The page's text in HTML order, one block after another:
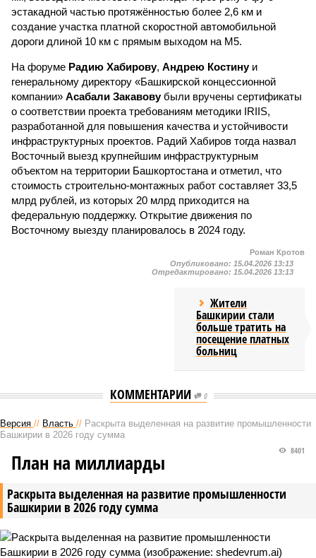
эстакадной частью протяжённостью более 2,6 км и
создание участка платной скоростной автомобильной
дороги длиной 10 км с прямым выходом на М5.
На форуме Радию Хабирову, Андрею Костинуи
генеральному директору «Башкирской концессионной
компании» Асабали Закавовубыли вручены сертификаты
о соответствии проекта требованиям методики IRIIS,
разработанной для повышения качества и устойчивости
инфраструктурных проектов. Радий Хабиров тогда назвал
Восточный выезд крупнейшим инфраструктурным
объектом на территории Башкортостана и отметил, что
стоимость строительно-монтажных работ составляет 33,5
млрд рублей, из которых 20 млрд приходится на
федеральную поддержку. Открытие движения по
Восточному выезду планировалось в 2024 году.
Роман Кротов
Опубликовано: 15.04.2026 13:13
Отредактировано: 15.04.2026 13:13
Жители
Башкирии стали
больше тратить на
посещение платных
больниц
КОММЕНТАРИИ 0
Версия // Власть // Раскрыта выделенная на развитие промышленности
Башкирии в 2026 году сумма
Раскрыта выделенная на развитие промышленности
Башкирии в 2026 году сумма
8401
План на миллиарды